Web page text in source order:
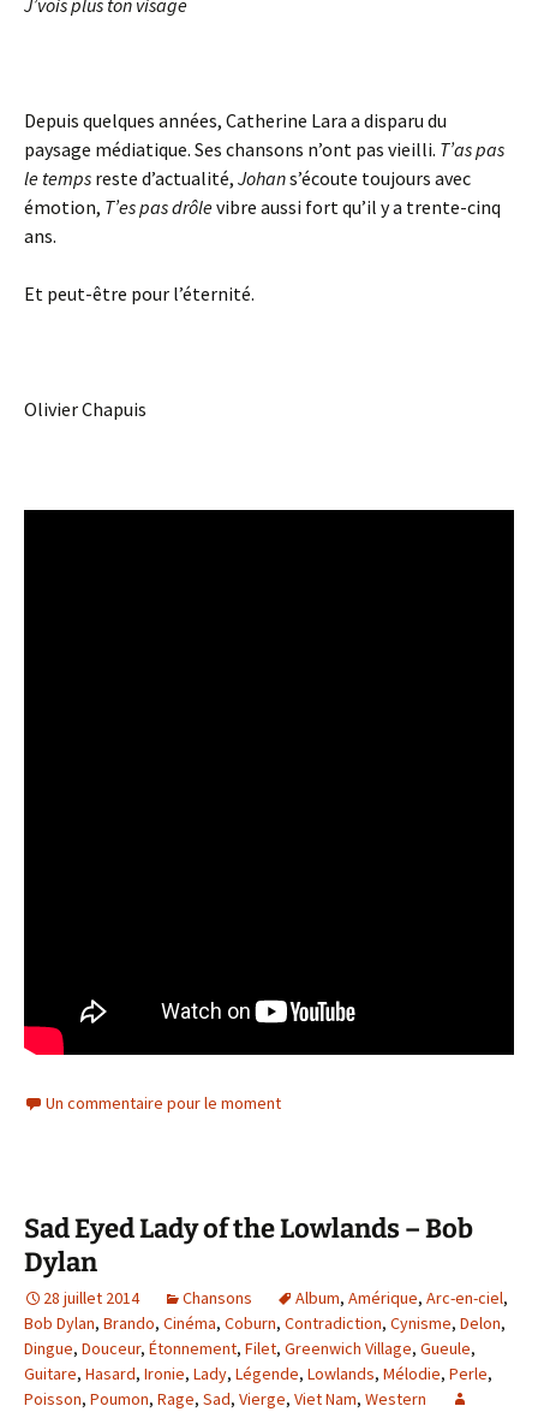
J’vois plus ton visage
Depuis quelques années, Catherine Lara a disparu du
paysage médiatique. Ses chansons n’ont pas vieilli. T’as pas
le temps reste d’actualité, Johans’écoute toujours avec
émotion, T’es pas drôlevibre aussi fort qu’il y a trente-cinq
ans.
Et peut-être pour l’éternité.
Olivier Chapuis
Un commentaire pour le moment
Sad Eyed Lady of the Lowlands – Bob
Dylan
28 juillet 2014 Chansons Album, Amérique, Arc-en-ciel,
Bob Dylan, Brando, Cinéma, Coburn, Contradiction, Cynisme, Delon,
Dingue, Douceur, Étonnement, Filet, Greenwich Village, Gueule,
Guitare, Hasard, Ironie, Lady, Légende, Lowlands, Mélodie, Perle,
Poisson, Poumon, Rage, Sad, Vierge, Viet Nam, Western